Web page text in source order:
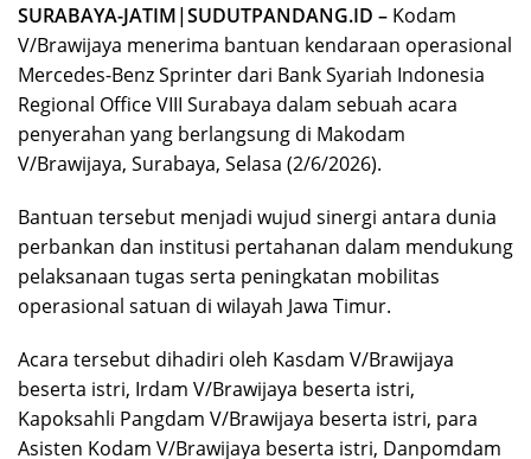
SURABAYA-JATIM|SUDUTPANDANG.ID – Kodam
V/Brawijaya menerima bantuan kendaraan operasional
Mercedes-Benz Sprinter dari Bank Syariah Indonesia
Regional Office VIII Surabaya dalam sebuah acara
penyerahan yang berlangsung di Makodam
V/Brawijaya, Surabaya, Selasa (2/6/2026).
Bantuan tersebut menjadi wujud sinergi antara dunia
perbankan dan institusi pertahanan dalam mendukung
pelaksanaan tugas serta peningkatan mobilitas
operasional satuan di wilayah Jawa Timur.
Acara tersebut dihadiri oleh Kasdam V/Brawijaya
beserta istri, Irdam V/Brawijaya beserta istri,
Kapoksahli Pangdam V/Brawijaya beserta istri, para
Asisten Kodam V/Brawijaya beserta istri, Danpomdam